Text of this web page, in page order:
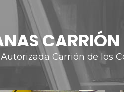
CARRIÓN
Carrión de los